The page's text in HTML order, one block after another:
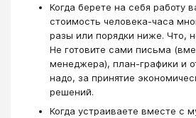
Когда берете на себя работу
стоимость человека-часа
разы или порядки ниже. Что,
Не готовите сами письма
менеджера), план-графики и
надо, за принятие
решений.
Когда устраиваете вместе с